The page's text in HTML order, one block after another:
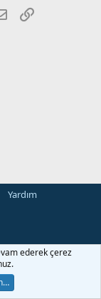
E-posta
Yardım
ederek çerez